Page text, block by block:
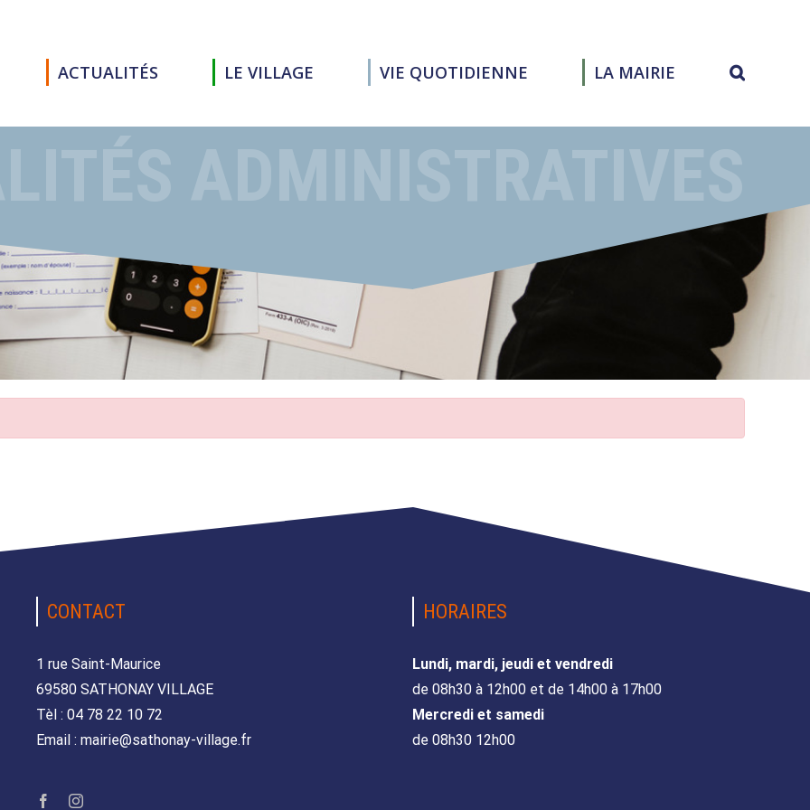
ACTUALITÉS LE VILLAGE VIE QUOTIDIENNE LA MAIRIE
CONTACT
1 rue Saint-Maurice
69580 SATHONAY VILLAGE
Tèl : 04 78 22 10 72
Email : mairie@sathonay-village.fr
HORAIRES
Lundi, mardi, jeudi et vendredi
de 08h30 à 12h00 et de 14h00 à 17h00
Mercredi et samedi
de 08h30 12h00